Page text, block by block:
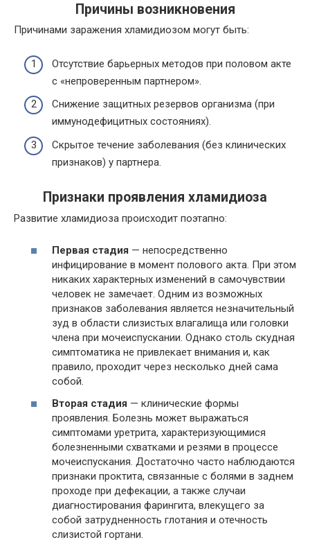
Причины возникновения
Причинами заражения хламидиозом могут быть:
Отсутствие барьерных методов при половом акте
с «непроверенным партнером».
Снижение защитных резервов организма (при
иммунодефицитных состояниях).
Скрытое течение заболевания (без клинических
признаков) у партнера.
Признаки проявления хламидиоза
Развитие хламидиоза происходит поэтапно:
Первая стадия — непосредственно
инфицирование в момент полового акта. При этом
никаких характерных изменений в самочувствии
человек не замечает. Одним из возможных
признаков заболевания является незначительный
зуд в области слизистых влагалища или головки
члена при мочеиспускании. Однако столь скудная
симптоматика не привлекает внимания и, как
правило, проходит через несколько дней сама
собой.
Вторая стадия — клинические формы
проявления. Болезнь может выражаться
симптомами уретрита, характеризующимися
болезненными схватками и резями в процессе
мочеиспускания. Достаточно часто наблюдаются
признаки проктита, связанные с болями в заднем
проходе при дефекации, а также случаи
диагностирования фарингита, влекущего за
собой затрудненность глотания и отечность
слизистой гортани.